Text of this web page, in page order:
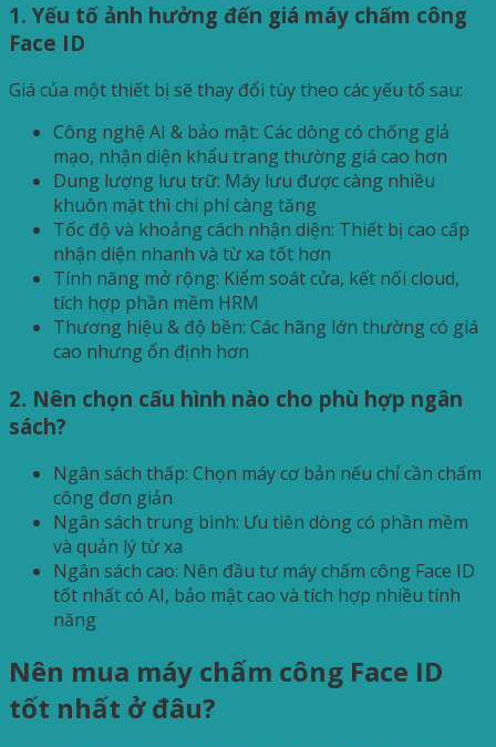
1. Yếu tố ảnh hưởng đến giá máy chấm công
Face ID
Giá của một thiết bị sẽ thay đổi tùy theo các yếu tố sau:
Công nghệ AI & bảo mật: Các dòng có chống giả
mạo, nhận diện khẩu trang thường giá cao hơn
Dung lượng lưu trữ: Máy lưu được càng nhiều
khuôn mặt thì chi phí càng tăng
Tốc độ và khoảng cách nhận diện: Thiết bị cao cấp
nhận diện nhanh và từ xa tốt hơn
Tính năng mở rộng: Kiểm soát cửa, kết nối cloud,
tích hợp phần mềm HRM
Thương hiệu & độ bền: Các hãng lớn thường có giá
cao nhưng ổn định hơn
2. Nên chọn cấu hình nào cho phù hợp ngân
sách?
Ngân sách thấp: Chọn máy cơ bản nếu chỉ cần chấm
công đơn giản
Ngân sách trung bình: Ưu tiên dòng có phần mềm
và quản lý từ xa
Ngân sách cao: Nên đầu tư máy chấm công Face ID
tốt nhất có AI, bảo mật cao và tích hợp nhiều tính
năng
Nên mua máy chấm công Face ID
tốt nhất ở đâu?